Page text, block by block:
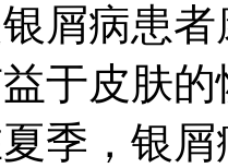
屑病患
于皮肤
季，银